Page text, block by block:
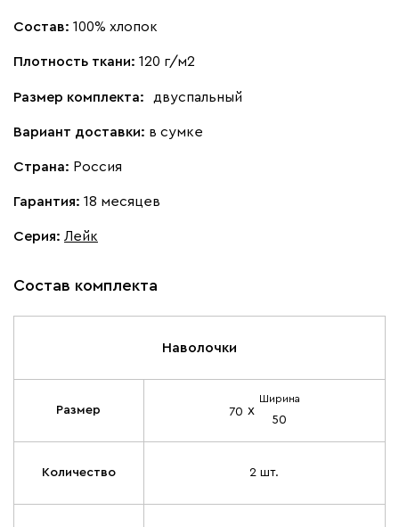
Состав: 100% хлопок
Плотность ткани: 120 г/м2
Размер комплекта: двуспальный
Вариант доставки: в сумке
Страна: Россия
Гарантия: 18 месяцев
Серия: Лейк
Состав комплекта
Наволочки
Размер 70 х
Ширина
50
Количество 2 шт.